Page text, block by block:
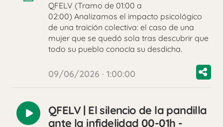
QFELV (Tramo de 01:00 a
02:00) Analizamos el impacto psicológico
de una traición colectiva: el caso de una
mujer que se quedó sola tras descubrir que
todo su pueblo conocía su desdicha.
09/06/2026 · 1:00:00
Reproducir
QFELV | El silencio de la pandilla
ante la infidelidad 00-01h -